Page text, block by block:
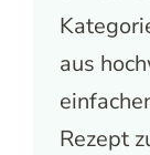
aus
Rezept